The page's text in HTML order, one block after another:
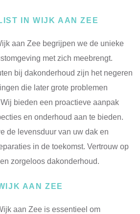
IN WIJK AAN ZEE
aan Zee begrijpen we de unieke
met zich meebrengt.
bij dakonderhoud zijn het negeren
die later grote problemen
bieden een proactieve aanpak
en onderhoud aan te bieden.
de levensduur van uw dak en
in de toekomst. Vertrouw op
zorgeloos dakonderhoud.
AAN ZEE
aan Zee is essentieel om